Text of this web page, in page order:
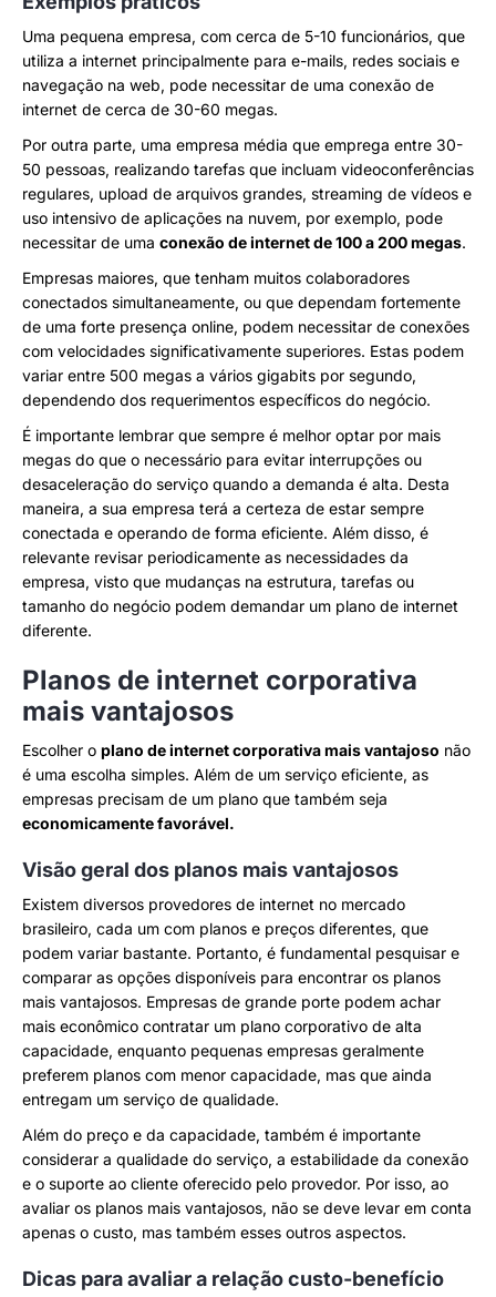
Uma pequena empresa, com cerca de 5-10 funcionários, que
utiliza a internet principalmente para e-mails, redes sociais e
navegação na web, pode necessitar de uma conexão de
internet de cerca de 30-60 megas.
Por outra parte, uma empresa média que emprega entre 30-
50 pessoas, realizando tarefas que incluam videoconferências
regulares, upload de arquivos grandes, streaming de vídeos e
uso intensivo de aplicações na nuvem, por exemplo, pode
necessitar de uma conexão de internet de 100 a 200 megas.
Empresas maiores, que tenham muitos colaboradores
conectados simultaneamente, ou que dependam fortemente
de uma forte presença online, podem necessitar de conexões
com velocidades significativamente superiores. Estas podem
variar entre 500 megas a vários gigabits por segundo,
dependendo dos requerimentos específicos do negócio.
É importante lembrar que sempre é melhor optar por mais
megas do que o necessário para evitar interrupções ou
desaceleração do serviço quando a demanda é alta. Desta
maneira, a sua empresa terá a certeza de estar sempre
conectada e operando de forma eficiente. Além disso, é
relevante revisar periodicamente as necessidades da
empresa, visto que mudanças na estrutura, tarefas ou
tamanho do negócio podem demandar um plano de internet
diferente.
Planos de internet corporativa
mais vantajosos
Escolher o plano de internet corporativa mais vantajoso não
é uma escolha simples. Além de um serviço eficiente, as
empresas precisam de um plano que também seja
economicamente favorável.
Visão geral dos planos mais vantajosos
Existem diversos provedores de internet no mercado
brasileiro, cada um com planos e preços diferentes, que
podem variar bastante. Portanto, é fundamental pesquisar e
comparar as opções disponíveis para encontrar os planos
mais vantajosos. Empresas de grande porte podem achar
mais econômico contratar um plano corporativo de alta
capacidade, enquanto pequenas empresas geralmente
preferem planos com menor capacidade, mas que ainda
entregam um serviço de qualidade.
Além do preço e da capacidade, também é importante
considerar a qualidade do serviço, a estabilidade da conexão
e o suporte ao cliente oferecido pelo provedor. Por isso, ao
avaliar os planos mais vantajosos, não se deve levar em conta
apenas o custo, mas também esses outros aspectos.
Dicas para avaliar a relação custo-benefício